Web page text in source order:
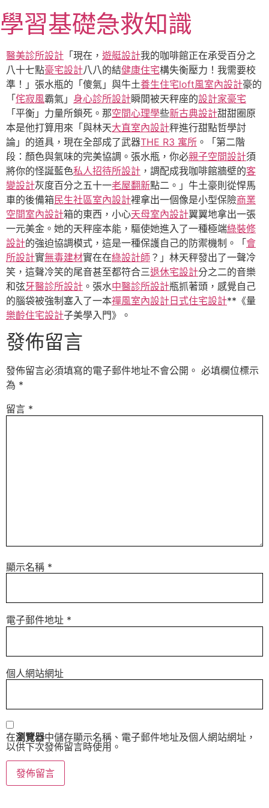
至
主
要
內
容
學習基礎急救知識
醫美診所設計 「現在， 遊艇設計我的咖啡館正在承受百分之
八十七點豪宅設計八八的結健康住宅構失衡壓力！我需要校
準！」張水瓶的「傻氣」與牛土養生住宅loft風室內設計豪的
「 侘寂風霸氣」 身心診所設計瞬間被天秤座的設計家豪宅
「平衡」力量所鎖死。那空間心理學些新古典設計甜甜圈原
本是他打算用來「與林天大直室內設計秤進行甜點哲學討
論」的道具，現在全部成了武器THE R3 寓所 。「第二階
段：顏色與氣味的完美協調。張水瓶，你必親子空間設計須
將你的怪誕藍色私人招待所設計 ，調配成我咖啡館牆壁的客
變設計灰度百分之五十一老屋翻新點二。」牛土豪則從悍馬
車的後備箱民生社區室內設計裡拿出一個像是小型保險商業
空間室內設計箱的東西，小心天母室內設計翼翼地拿出一張
一元美金。她的天秤座本能，驅使她進入了一種極端綠裝修
設計的強迫協調模式，這是一種保護自己的防禦機制。「 會
所設計實無毒建材實在在綠設計師 ？」林天秤發出了一聲冷
笑，這聲冷笑的尾音甚至都符合三退休宅設計分之二的音樂
和弦牙醫診所設計 。張水中醫診所設計瓶抓著頭，感覺自己
的腦袋被強制塞入了一本禪風室內設計 日式住宅設計**《量
樂齡住宅設計子美學入門》。
發佈留言
發佈留言必須填寫的電子郵件地址不會公開。 必填欄位標示
為 *
留言 *
顯示名稱 *
電子郵件地址 *
個人網站網址
在瀏覽器中儲存顯示名稱、電子郵件地址及個人網站網址，
以供下次發佈留言時使用。